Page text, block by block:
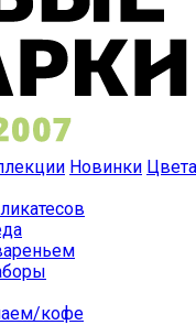
Новинки Цвета
кофе